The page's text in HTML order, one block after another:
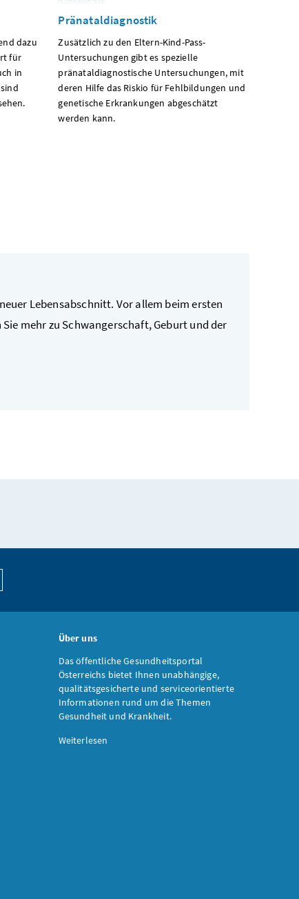
dazu
für
in
Pränataldiagnostik
Zusätzlich zu den Eltern-Kind-Pass-
Untersuchungen gibt es spezielle
pränataldiagnostische Untersuchungen, mit
deren Hilfe das Riskio für Fehlbildungen und
genetische Erkrankungen abgeschätzt
werden kann.
Lebensabschnitt. Vor allem beim ersten
mehr zu Schwangerschaft, Geburt und der
Über uns
Das öffentliche Gesundheitsportal
Österreichs bietet Ihnen unabhängige,
qualitätsgesicherte und serviceorientierte
Informationen rund um die Themen
Gesundheit und Krankheit.
Weiterlesen